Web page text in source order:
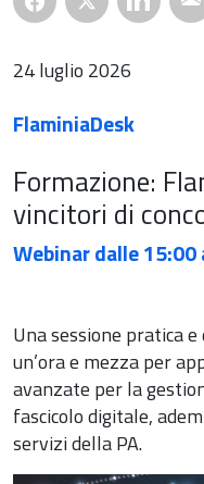
24 luglio 2026
FlaminiaDesk
Formazione:
vincitori di
Webinar dalle 15:00
Una sessione pratica
un’ora e mezza per
avanzate per la
fascicolo digitale,
servizi della PA.